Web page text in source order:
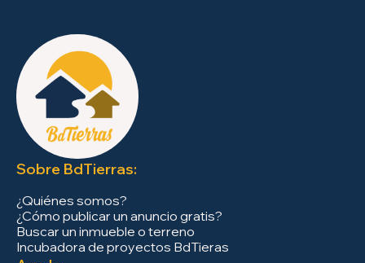
Sobre BdTierras:
¿Quiénes somos?
¿Cómo publicar un anuncio gratis?
Buscar un inmueble o terreno
Incubadora de proyectos BdTieras